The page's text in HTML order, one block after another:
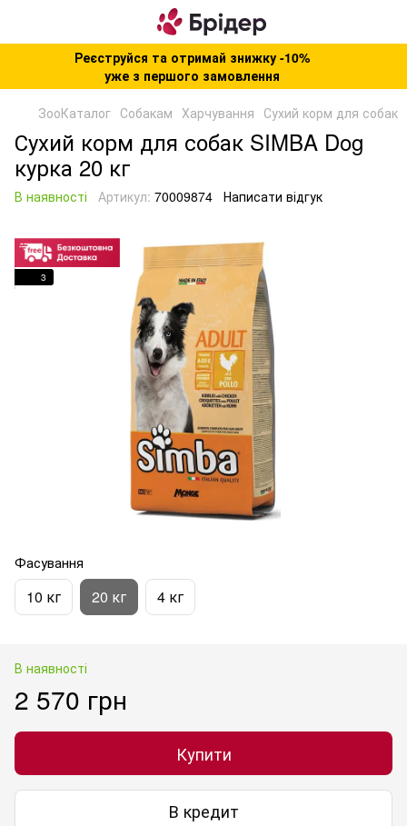
Реєструйся та отримай знижку -10%
уже з першого замовлення
ЗооКаталог Собакам Харчування Сухий корм для собак
Сухий корм для собак SIMBA Dog
курка 20 кг
В наявності Артикул: 70009874 Написати відгук
3
Фасування
10 кг 20 кг 4 кг
В наявності
2 570 грн
Купити
В кредит